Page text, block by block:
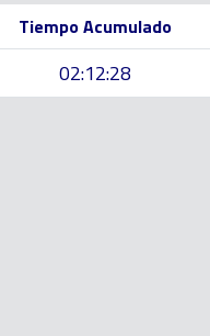
Tiempo Acumulado
02:12:28